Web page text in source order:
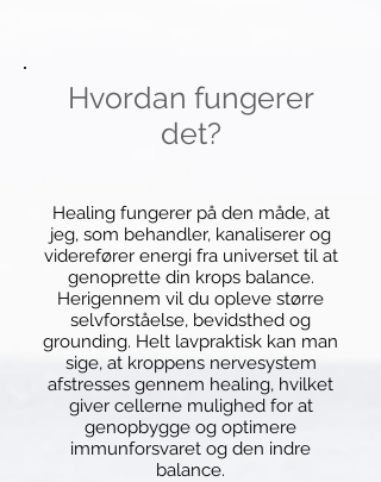
Hvordan fungerer
det?
Healing fungerer på den måde, at
jeg, som behandler, kanaliserer og
viderefører energi fra universet til at
genoprette din krops balance.
Herigennem vil du opleve større
selvforståelse, bevidsthed og
grounding. Helt lavpraktisk kan man
sige, at kroppens nervesystem
afstresses gennem healing, hvilket
giver cellerne mulighed for at
genopbygge og optimere
immunforsvaret og den indre
balance.